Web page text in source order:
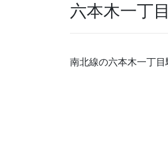
六本木一丁
南北線の六本木一丁目